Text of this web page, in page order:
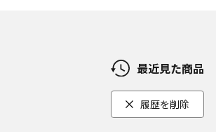
髪や肌が触れるカバーは洗濯
長期間使用していると、頭に触れるものの
最近見た商品
履歴を削除